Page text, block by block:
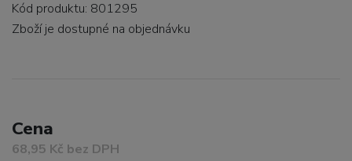
Kód produktu: 801295
Zboží je dostupné na objednávku
Cena
68,95 Kč bez DPH